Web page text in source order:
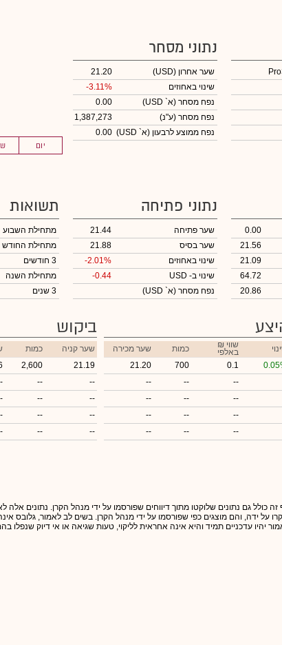
יום
נתוני מסחר
שער אחרון (USD)
21.20
שינוי באחוזים
-3.11%
נפח מסחר (א` USD)
0.00
נפח מסחר (ע"נ)
1,387,273
נפח ממוצע לרבעון (א` USD)
0.00
0.00
21.56
21.09
64.72
20.86
נתוני פתיחה
שער פתיחה
21.44
שער בסיס
21.88
שינוי באחוזים
-2.01%
שינוי ב- USD
-0.44
נפח מסחר (א` USD)
תשואות
מתחילת השבוע
מתחילת החודש
3 חודשים
מתחילת השנה
3 שנים
₪ שווי
באלפי כמות
שער מכירה
0.1
700
21.20
--
--
--
--
--
--
--
--
--
--
--
--
ביקוש
שער קניה כמות
21.19
2,600
--
--
--
--
--
--
--
--
זה כולל גם נתונים שלוקטו מתוך דיווחים שפורסמו על ידי מנהל הקרן. נתונים אלה
על ידה, והם מוצגים כפי שפורסמו על ידי מנהל הקרן. בשים לב לאמור, גלובס
יהיו עדכניים תמיד והיא אינה אחראית לליקוי, טעות שגיאה או אי דיוק שנפלו